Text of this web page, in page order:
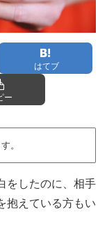
はてブ
ー
。
をしたのに、相手
抱えている方もい